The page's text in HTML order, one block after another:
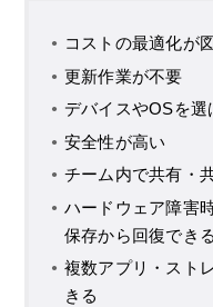
コストの最適化が
更新作業が不要
デバイスやOSを選
安全性が高い
チーム内で共有・
ハードウェア障害
保存から回復できる
複数アプリ・スト
きる